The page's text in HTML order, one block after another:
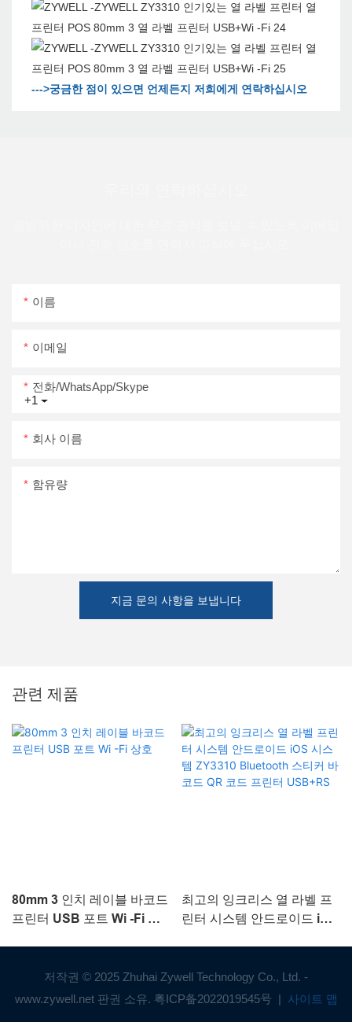
--->궁금한 점이 있으면 언제든지 저희에게 연락하십시오
이름
이메일
+1
전화/WhatsApp/Skype
회사 이름
함유량
지금 문의 사항을 보냅니다
관련 제품
80mm 3 인치 레이블 바코드
프린터 USB 포트 Wi -Fi 상
최고의 잉크리스 열 라벨 프
린터 시스템 안드로이드 iOS
터 USB+RS
저작권 © 2025 Zhuhai Zywell Technology Co., Ltd. -
www.zywell.net 판권 소유. 粤ICP备2022019545号 | 사이트 맵